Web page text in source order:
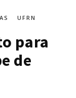
UFRN
para
de